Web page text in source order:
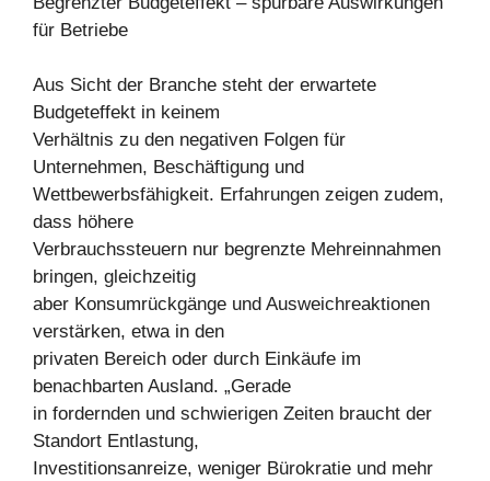
für Betriebe
Aus Sicht der Branche steht der erwartete
Budgeteffekt in keinem
Verhältnis zu den negativen Folgen für
Unternehmen, Beschäftigung und
Wettbewerbsfähigkeit. Erfahrungen zeigen zudem,
dass höhere
Verbrauchssteuern nur begrenzte Mehreinnahmen
bringen, gleichzeitig
aber Konsumrückgänge und Ausweichreaktionen
verstärken, etwa in den
privaten Bereich oder durch Einkäufe im
benachbarten Ausland. „Gerade
in fordernden und schwierigen Zeiten braucht der
Standort Entlastung,
Investitionsanreize, weniger Bürokratie und mehr